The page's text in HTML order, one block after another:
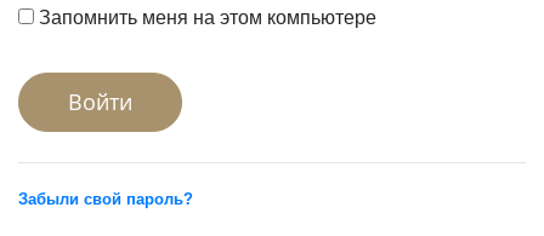
Запомнить меня на этом компьютере
Забыли свой пароль?